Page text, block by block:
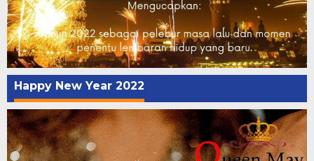
Happy New Year 2022
Pemutar
Video